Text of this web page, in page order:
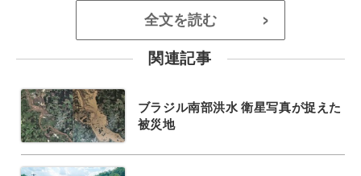
全文を読む >
関連記事
ブラジル南部洪水 衛星写真が捉えた
被災地